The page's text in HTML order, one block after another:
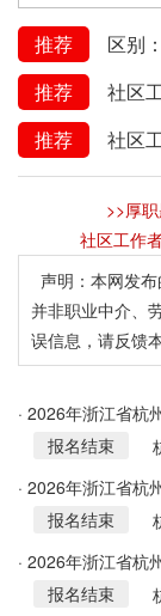
推荐
区别
推荐
社区
推荐
社区
>>厚
社区工作
声明：本网发
并非职业中介、
误信息，请反馈
· 2026年浙江省杭
人公告报名结束
· 2026年浙江省杭
党务工作者招考28
报名结束
· 2026年浙江省杭
报名结束